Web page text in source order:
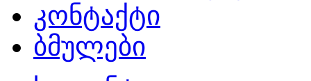
კონტაქტი
ბმულები